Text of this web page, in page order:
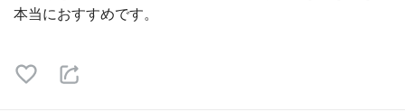
本当におすすめです。